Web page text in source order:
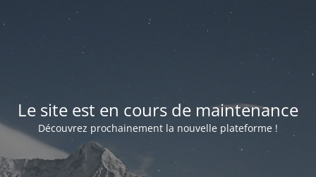
Le site est en cours de maintenance
Découvrez prochainement la nouvelle plateforme !